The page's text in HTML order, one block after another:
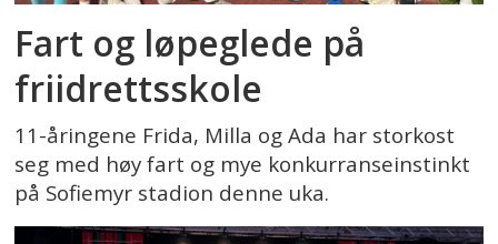
Fart og løpeglede på
friidrettsskole
11-åringene Frida, Milla og Ada har storkost
seg med høy fart og mye konkurranseinstinkt
på Sofiemyr stadion denne uka.